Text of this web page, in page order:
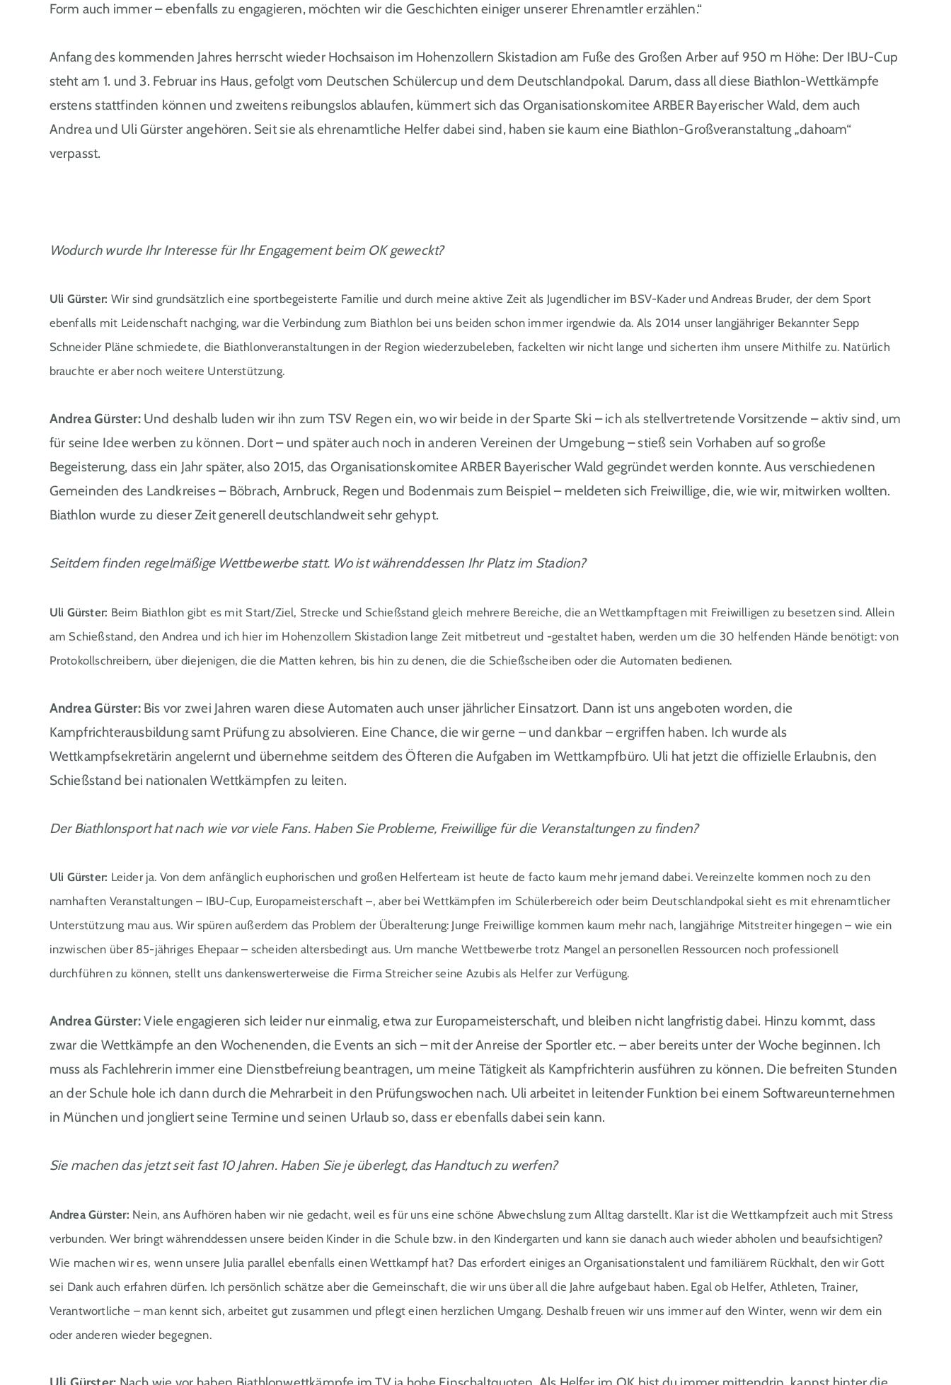
Form auch immer – ebenfalls zu engagieren, möchten wir die Geschichten einiger unserer Ehrenamtler erzählen.“
Anfang des kommenden Jahres herrscht wieder Hochsaison im Hohenzollern Skistadion am Fuße des Großen Arber auf 950 m Höhe: Der IBU-Cup
steht am 1. und 3. Februar ins Haus, gefolgt vom Deutschen Schülercup und dem Deutschlandpokal. Darum, dass all diese Biathlon-Wettkämpfe
erstens stattfinden können und zweitens reibungslos ablaufen, kümmert sich das Organisationskomitee ARBER Bayerischer Wald, dem auch
Andrea und Uli Gürster angehören. Seit sie als ehrenamtliche Helfer dabei sind, haben sie kaum eine Biathlon-Großveranstaltung „dahoam“
verpasst.
Wodurch wurde Ihr Interesse für Ihr Engagement beim OK geweckt?
Uli Gürster: Wir sind grundsätzlich eine sportbegeisterte Familie und durch meine aktive Zeit als Jugendlicher im BSV-Kader und Andreas Bruder, der dem Sport
ebenfalls mit Leidenschaft nachging, war die Verbindung zum Biathlon bei uns beiden schon immer irgendwie da. Als 2014 unser langjähriger Bekannter Sepp
Schneider Pläne schmiedete, die Biathlonveranstaltungen in der Region wiederzubeleben, fackelten wir nicht lange und sicherten ihm unsere Mithilfe zu. Natürlich
brauchte er aber noch weitere Unterstützung.
Andrea Gürster:Und deshalb luden wir ihn zum TSV Regen ein, wo wir beide in der Sparte Ski – ich als stellvertretende Vorsitzende – aktiv sind, um
für seine Idee werben zu können. Dort – und später auch noch in anderen Vereinen der Umgebung – stieß sein Vorhaben auf so große
Begeisterung, dass ein Jahr später, also 2015, das Organisationskomitee ARBER Bayerischer Wald gegründet werden konnte. Aus verschiedenen
Gemeinden des Landkreises – Böbrach, Arnbruck, Regen und Bodenmais zum Beispiel – meldeten sich Freiwillige, die, wie wir, mitwirken wollten.
Biathlon wurde zu dieser Zeit generell deutschlandweit sehr gehypt.
Seitdem finden regelmäßige Wettbewerbe statt. Wo ist währenddessen Ihr Platz im Stadion?
Uli Gürster: Beim Biathlon gibt es mit Start/Ziel, Strecke und Schießstand gleich mehrere Bereiche, die an Wettkampftagen mit Freiwilligen zu besetzen sind. Allein
am Schießstand, den Andrea und ich hier im Hohenzollern Skistadion lange Zeit mitbetreut und -gestaltet haben, werden um die 30 helfenden Hände benötigt: von
Protokollschreibern, über diejenigen, die die Matten kehren, bis hin zu denen, die die Schießscheiben oder die Automaten bedienen.
Andrea Gürster:Bis vor zwei Jahren waren diese Automaten auch unser jährlicher Einsatzort. Dann ist uns angeboten worden, die
Kampfrichterausbildung samt Prüfung zu absolvieren. Eine Chance, die wir gerne – und dankbar – ergriffen haben. Ich wurde als
Wettkampfsekretärin angelernt und übernehme seitdem des Öfteren die Aufgaben im Wettkampfbüro. Uli hat jetzt die offizielle Erlaubnis, den
Schießstand bei nationalen Wettkämpfen zu leiten.
Der Biathlonsport hat nach wie vor viele Fans. Haben Sie Probleme, Freiwillige für die Veranstaltungen zu finden?
Uli Gürster: Leider ja. Von dem anfänglich euphorischen und großen Helferteam ist heute de facto kaum mehr jemand dabei. Vereinzelte kommen noch zu den
namhaften Veranstaltungen – IBU-Cup, Europameisterschaft –, aber bei Wettkämpfen im Schülerbereich oder beim Deutschlandpokal sieht es mit ehrenamtlicher
Unterstützung mau aus. Wir spüren außerdem das Problem der Überalterung: Junge Freiwillige kommen kaum mehr nach, langjährige Mitstreiter hingegen – wie ein
inzwischen über 85-jähriges Ehepaar – scheiden altersbedingt aus. Um manche Wettbewerbe trotz Mangel an personellen Ressourcen noch professionell
durchführen zu können, stellt uns dankenswerterweise die Firma Streicher seine Azubis als Helfer zur Verfügung.
Andrea Gürster:Viele engagieren sich leider nur einmalig, etwa zur Europameisterschaft, und bleiben nicht langfristig dabei. Hinzu kommt, dass
zwar die Wettkämpfe an den Wochenenden, die Events an sich – mit der Anreise der Sportler etc. – aber bereits unter der Woche beginnen. Ich
muss als Fachlehrerin immer eine Dienstbefreiung beantragen, um meine Tätigkeit als Kampfrichterin ausführen zu können. Die befreiten Stunden
an der Schule hole ich dann durch die Mehrarbeit in den Prüfungswochen nach. Uli arbeitet in leitender Funktion bei einem Softwareunternehmen
in München und jongliert seine Termine und seinen Urlaub so, dass er ebenfalls dabei sein kann.
Sie machen das jetzt seit fast 10 Jahren. Haben Sie je überlegt, das Handtuch zu werfen?
Andrea Gürster: Nein, ans Aufhören haben wir nie gedacht, weil es für uns eine schöne Abwechslung zum Alltag darstellt. Klar ist die Wettkampfzeit auch mit Stress
verbunden. Wer bringt währenddessen unsere beiden Kinder in die Schule bzw. in den Kindergarten und kann sie danach auch wieder abholen und beaufsichtigen?
Wie machen wir es, wenn unsere Julia parallel ebenfalls einen Wettkampf hat? Das erfordert einiges an Organisationstalent und familiärem Rückhalt, den wir Gott
sei Dank auch erfahren dürfen. Ich persönlich schätze aber die Gemeinschaft, die wir uns über all die Jahre aufgebaut haben. Egal ob Helfer, Athleten, Trainer,
Verantwortliche – man kennt sich, arbeitet gut zusammen und pflegt einen herzlichen Umgang. Deshalb freuen wir uns immer auf den Winter, wenn wir dem ein
oder anderen wieder begegnen.